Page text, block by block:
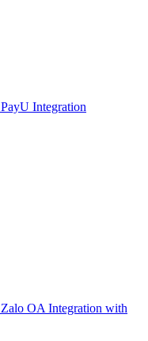
PayU Integration
Zalo OA Integration with